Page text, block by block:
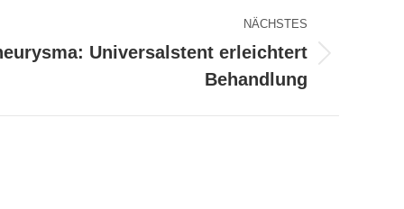
NÄCHSTES
Universalstent erleichtert
Behandlung